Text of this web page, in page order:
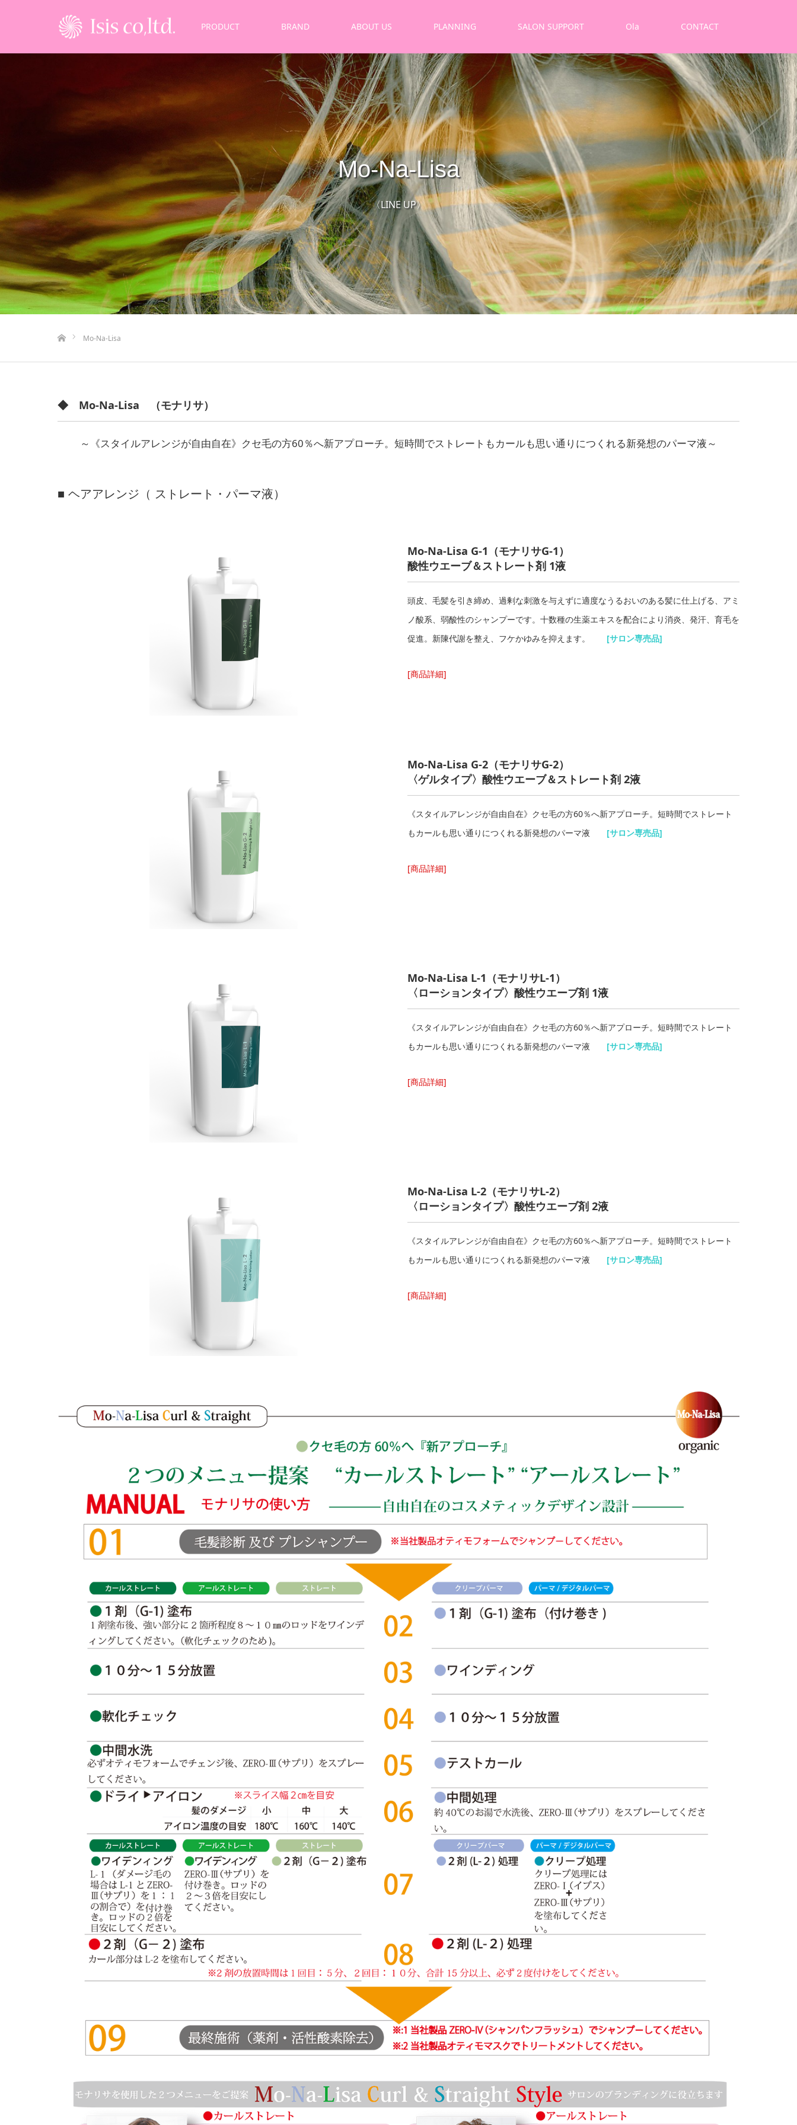
PRODUCT BRAND ABOUT US PLANNING SALON SUPPORT Ola CONTACT
Mo-Na-Lisa
〈LINE UP〉
Mo-Na-Lisa
◆ Mo-Na-Lisa （モナリサ）
～《スタイルアレンジが自由自在》クセ毛の方60％へ新アプローチ。短時間でストレートもカールも思い通りにつくれる新発想のパーマ液～
■ ヘアアレンジ（ ストレート・パーマ液）
Mo-Na-Lisa G-1 （モナリサG-1）
酸性ウエーブ＆ストレート剤 1液
頭皮、毛髪を引き締め、過剰な刺激を与えずに適度なうるおいのある髪に仕上げる、アミ
ノ酸系、弱酸性のシャンプーです。十数種の生薬エキスを配合により消炎、発汗、育毛を
促進。新陳代謝を整え、フケかゆみを抑えます。 [サロン専売品]
[商品詳細]
Mo-Na-Lisa G-2 （モナリサG-2）
〈ゲルタイプ〉酸性ウエーブ＆ストレート剤 2液
《スタイルアレンジが自由自在》クセ毛の方60％へ新アプローチ。短時間でストレート
もカールも思い通りにつくれる新発想のパーマ液 [サロン専売品]
[商品詳細]
Mo-Na-Lisa L-1 （モナリサL-1）
〈ローションタイプ〉酸性ウエーブ剤 1液
《スタイルアレンジが自由自在》クセ毛の方60％へ新アプローチ。短時間でストレート
もカールも思い通りにつくれる新発想のパーマ液 [サロン専売品]
[商品詳細]
Mo-Na-Lisa L-2 （モナリサL-2）
〈ローションタイプ〉酸性ウエーブ剤 2液
《スタイルアレンジが自由自在》クセ毛の方60％へ新アプローチ。短時間でストレート
もカールも思い通りにつくれる新発想のパーマ液 [サロン専売品]
[商品詳細]